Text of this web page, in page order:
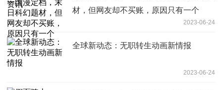
材，但网友却不买账，原因只有一个
2023-06-24
全球新动态：无职转生动画新情报
2023-06-24